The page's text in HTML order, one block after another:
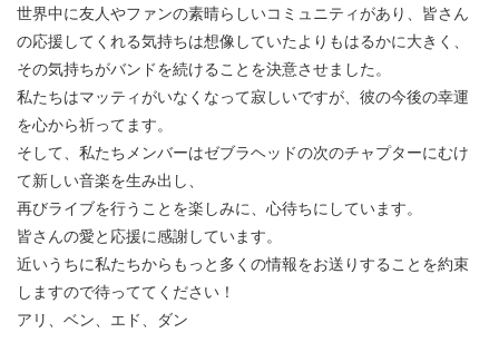
世界中に友人やファンの素晴らしいコミュニティがあり、皆さん
の応援してくれる気持ちは想像していたよりもはるかに大きく、
その気持ちがバンドを続けることを決意させました。
私たちはマッティがいなくなって寂しいですが、彼の今後の幸運
を心から祈ってます。
そして、私たちメンバーはゼブラヘッドの次のチャプターにむけ
て新しい音楽を生み出し、
再びライブを行うことを楽しみに、心待ちにしています。
皆さんの愛と応援に感謝しています。
近いうちに私たちからもっと多くの情報をお送りすることを約束
しますので待っててください！
アリ、ベン、エド、ダン